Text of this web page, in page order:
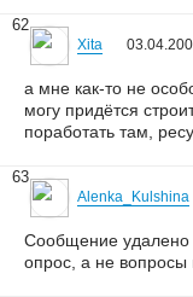
62
Xita
а мне как-то не
могу придётся
поработать там,
63
Alenka_Kulshina
Сообщение удалено
опрос, а не вопросы